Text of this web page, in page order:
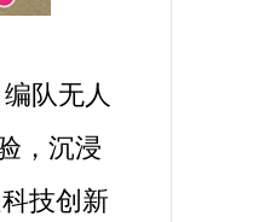
队无人
，沉浸
技创新